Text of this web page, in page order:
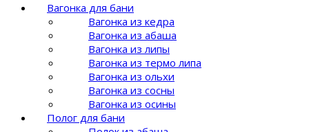
Вагонка для бани
Вагонка из кедра
Вагонка из абаша
Вагонка из липы
Вагонка из термо липа
Вагонка из ольхи
Вагонка из сосны
Вагонка из осины
Полог для бани